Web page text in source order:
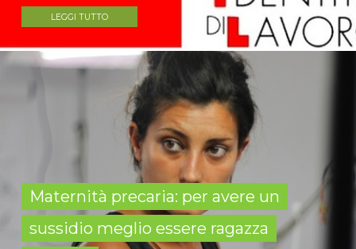
LEGGI TUTTO
Maternità precaria: per avere un
sussidio meglio essere ragazza